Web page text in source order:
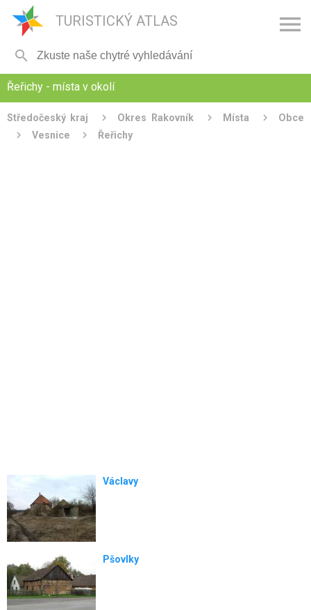
TURISTICKÝ ATLAS 

Řeřichy - místa v okolí
Středočeský kraj Okres Rakovník Místa
Obce
Vesnice
Řeřichy
Václavy
Pšovlky